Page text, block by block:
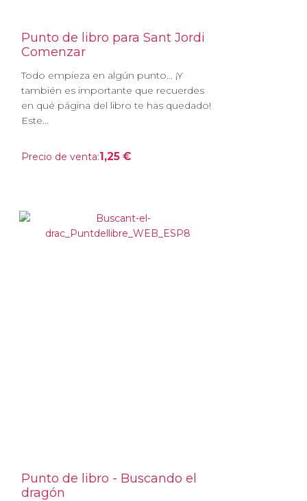
Punto de libro para Sant Jordi
Comenzar
Todo empieza en algún punto... ¡Y
también es importante que recuerdes
en qué página del libro te has quedado!
Este...
Precio de venta:1,25 €
Punto de libro - Buscando el
dragón